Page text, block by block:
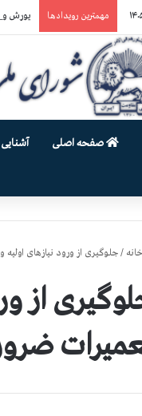
مهمترین رویدادها یورش وحشیانه
صفحه اصلی
خانه /جلوگیری از ورود نیازهای اولیه
از